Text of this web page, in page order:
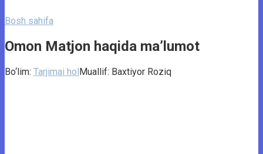
Bosh sahifa
Omon Matjon haqida ma’lumot
Bo‘lim: Tarjimai holMuallif: Baxtiyor Roziq